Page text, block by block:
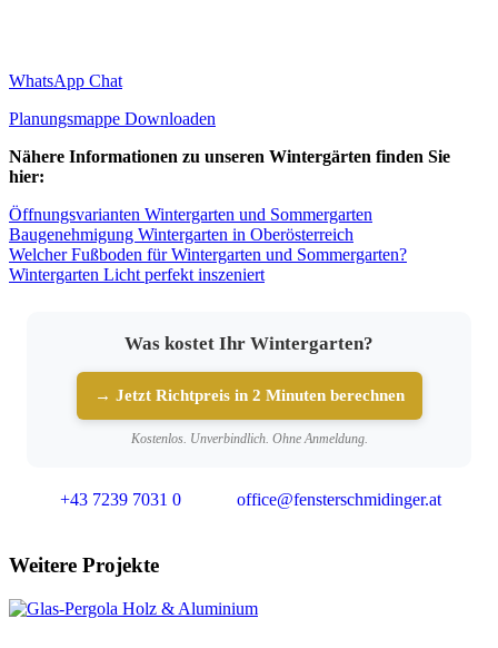
WhatsApp Chat
Planungsmappe Downloaden
Nähere Informationen zu unseren Wintergärten finden Sie
hier:
Öffnungsvarianten Wintergarten und Sommergarten
Baugenehmigung Wintergarten in Oberösterreich
Welcher Fußboden für Wintergarten und Sommergarten?
Wintergarten Licht perfekt inszeniert
Was kostet Ihr Wintergarten?
→ Jetzt Richtpreis in 2 Minuten berechnen
Kostenlos. Unverbindlich. Ohne Anmeldung.
+43 7239 7031 0 office@fensterschmidinger.at
Weitere Projekte